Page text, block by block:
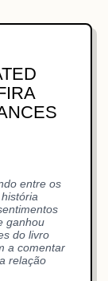
entre os
ganhou
do livro
a comentar
relação